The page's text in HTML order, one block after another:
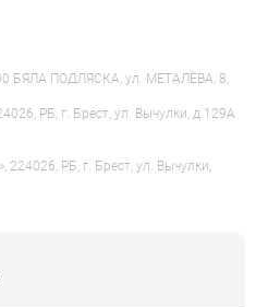
БЯЛА ПОДЛЯСКА, ул. МЕТАЛЁВА, 8,
РБ, г. Брест, ул. Вычулки, д.129А
РБ, г. Брест, ул. Вычулки,